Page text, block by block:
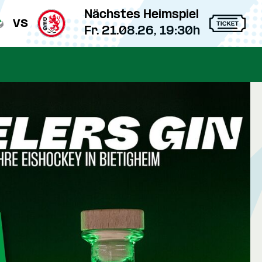
vs
Nächstes Heimspiel
Fr. 21.08.26, 19:30h